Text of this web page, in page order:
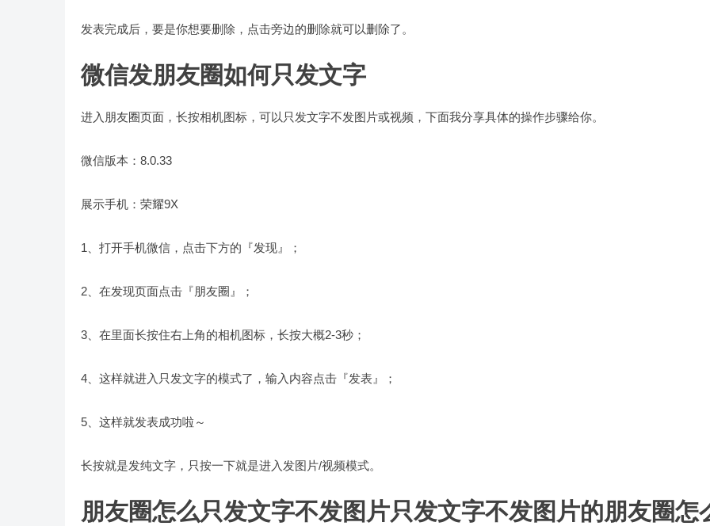
发表完成后，要是你想要删除，点击旁边的删除就可以删除了。
微信发朋友圈如何只发文字
进入朋友圈页面，长按相机图标，可以只发文字不发图片或视频，下面我分享具体的操作步骤给你。
微信版本：8.0.33
展示手机：荣耀9X
1、打开手机微信，点击下方的『发现』；
2、在发现页面点击『朋友圈』；
3、在里面长按住右上角的相机图标，长按大概2-3秒；
4、这样就进入只发文字的模式了，输入内容点击『发表』；
5、这样就发表成功啦～
长按就是发纯文字，只按一下就是进入发图片/视频模式。
朋友圈怎么只发文字不发图片只发文字不发图片的朋友圈怎